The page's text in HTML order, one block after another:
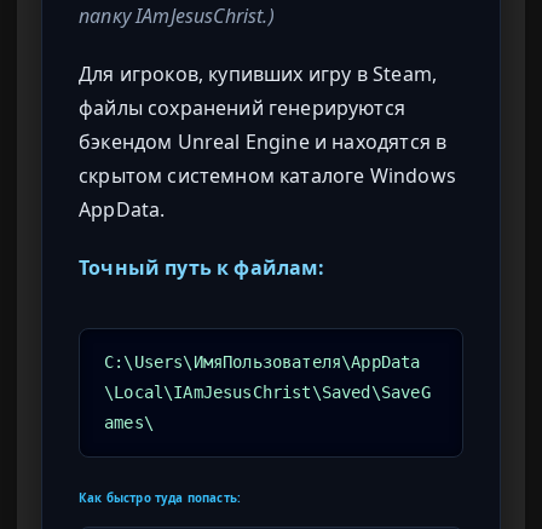
папку IAmJesusChrist.)
Для игроков, купивших игру в Steam,
файлы сохранений генерируются
бэкендом Unreal Engine и находятся в
скрытом системном каталоге Windows
AppData.
Точный путь к файлам:
C:\Users\ИмяПользователя\AppData
\Local\IAmJesusChrist\Saved\SaveG
ames\
Как быстро туда попасть: